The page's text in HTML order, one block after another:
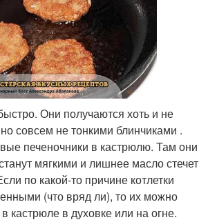
Они получаются хоть и не
совсем не тонкими блинчиками .
печеночники в кастрюлю. Там они
мягкими и лишнее масло стечет
по какой-то причине котлетки
(что вряд ли), то их можно
кастрюле в духовке или на огне.